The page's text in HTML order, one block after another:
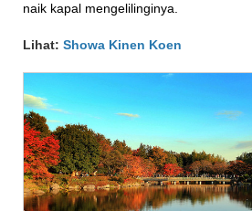
naik kapal mengelilinginya.
Lihat: Showa Kinen Koen